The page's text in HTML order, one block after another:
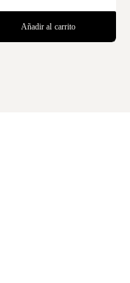
Añadir al carrito